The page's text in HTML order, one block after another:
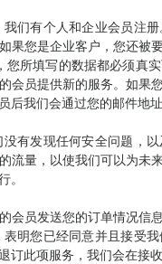
们有个人和企业会员注
果您是企业客户，您还被
所填写的数据都必须真
会员提供新的服务。如果
我们会通过您的邮件地
有发现任何安全问题，
流量，以使我们可以为未
会员发送您的订单情况信
明您已经同意并且接受
此项服务，我们会在接